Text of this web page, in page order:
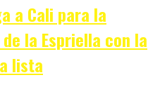
a Cali para la
la Espriella con la
lista